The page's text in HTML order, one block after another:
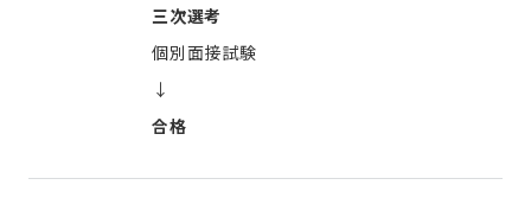
三次選考
個別面接試験
↓
合格